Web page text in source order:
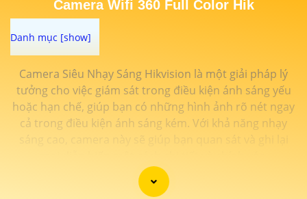
Camera Wifi 360 Full Color Hik
Camera Siêu Nhạy Sáng Hikvision là một giải pháp lý
tưởng cho việc giám sát trong điều kiện ánh sáng yếu
hoặc hạn chế, giúp bạn có những hình ảnh rõ nét ngay
cả trong điều kiện ánh sáng kém. Với khả năng nhạy
sáng cao, camera này sẽ giúp bạn quan sát và ghi lại
Camera Siêu Nhạy Sáng Hikvision là một lựa chọn phù